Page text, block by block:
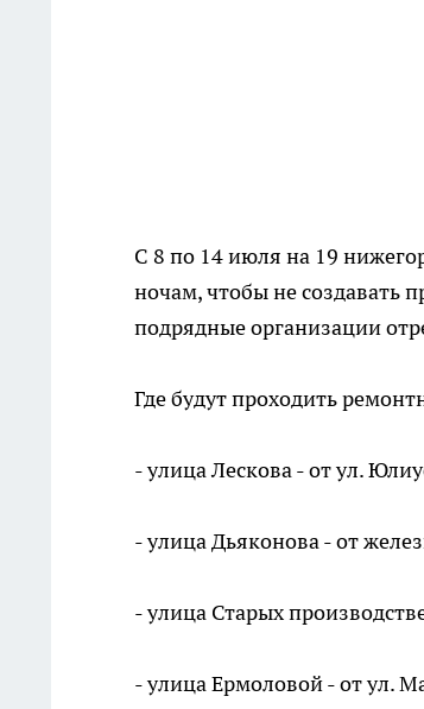
С 8 по 14 июля на 19
ночам, чтобы не создавать
подрядные организации
Где будут проходить
- улица Лескова - от ул.
- улица Дьяконова - от
- улица Старых
- улица Ермоловой - от ул.